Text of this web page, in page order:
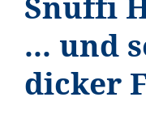
... und
dicker